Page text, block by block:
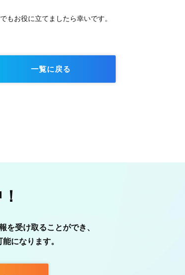
もお役に立てましたら幸いです。
一覧に戻る
を受け取ることができ、
になります。